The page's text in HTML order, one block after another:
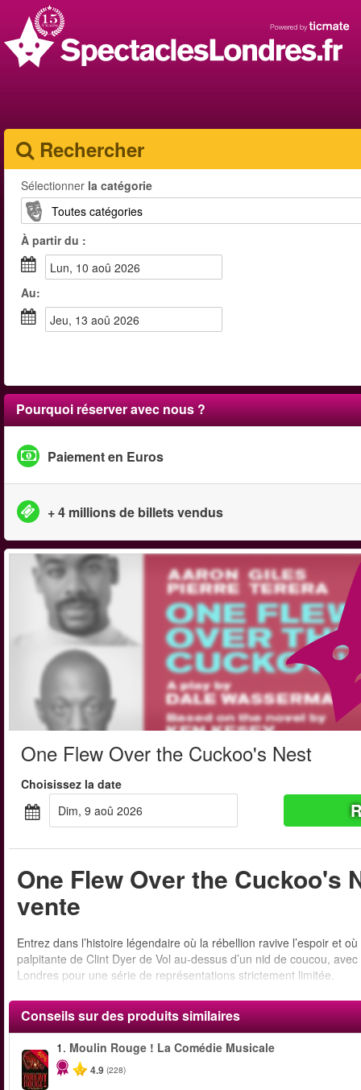
Rechercher
Sélectionner la catégorie
À partir du :
lun, 10 aoû 2026
Au:
jeu, 13 aoû 2026
Pourquoi réserver avec nous ?
Paiement en Euros
+ 4 millions de billets vendus
One Flew Over the Cuckoo's Nest
Choisissez la date
dim, 9 aoû 2026
One Flew Over the Cuckoo's
vente
Entrez dans l’histoire légendaire où la rébellion ravive l’espoir et
palpitante de Clint Dyer de Vol au-dessus d’un nid de coucou,
Londres pour une série de représentations strictement limitée.
Conseils sur des produits similaires
-50%
1. Moulin Rouge ! La Comédie Musicale
4.9 (228)